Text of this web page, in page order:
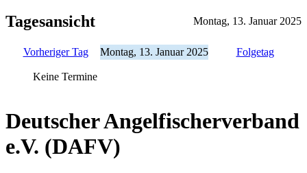
Tagesansicht Montag, 13. Januar 2025
Vorheriger Tag Montag, 13. Januar 2025 Folgetag
Keine Termine
Deutscher Angelfischerverband
e.V. (DAFV)